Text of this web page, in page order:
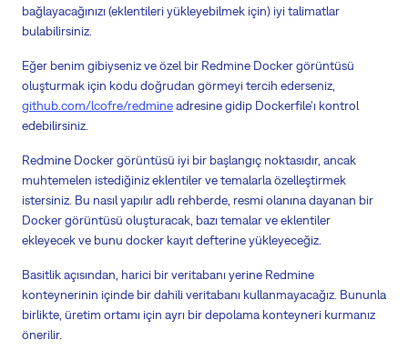
bağlayacağınızı (eklentileri yükleyebilmek için) iyi talimatlar
bulabilirsiniz.
Eğer benim gibiyseniz ve özel bir Redmine Docker görüntüsü
oluşturmak için kodu doğrudan görmeyi tercih ederseniz,
github.com/lcofre/redmineadresine gidip Dockerfile'ı kontrol
edebilirsiniz.
Redmine Docker görüntüsü iyi bir başlangıç noktasıdır, ancak
muhtemelen istediğiniz eklentiler ve temalarla özelleştirmek
istersiniz. Bu nasıl yapılır adlı rehberde, resmi olanına dayanan bir
Docker görüntüsü oluşturacak, bazı temalar ve eklentiler
ekleyecek ve bunu docker kayıt defterine yükleyeceğiz.
Basitlik açısından, harici bir veritabanı yerine Redmine
konteynerinin içinde bir dahili veritabanı kullanmayacağız. Bununla
birlikte, üretim ortamı için ayrı bir depolama konteyneri kurmanız
önerilir.